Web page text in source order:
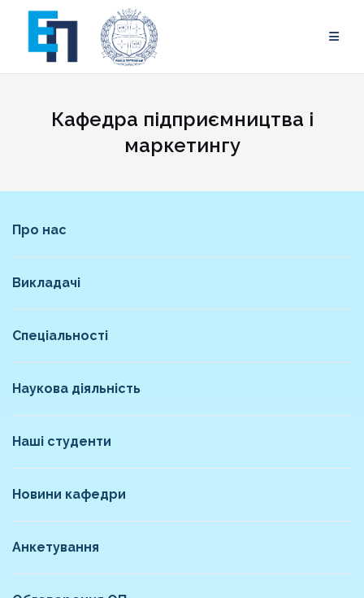
content
Кафедра підприємництва і
маркетингу
Про нас
Викладачі
Спеціальності
Наукова діяльність
Наші студенти
Новини кафедри
Анкетування